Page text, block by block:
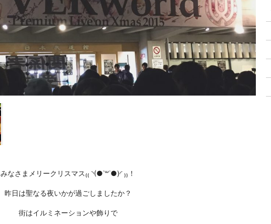
みなさまメリークリスマス₍₍ ◝(●˙꒳˙●)◜ ₎₎！
昨日は聖なる夜いかが過ごしましたか？
街はイルミネーションや飾りで